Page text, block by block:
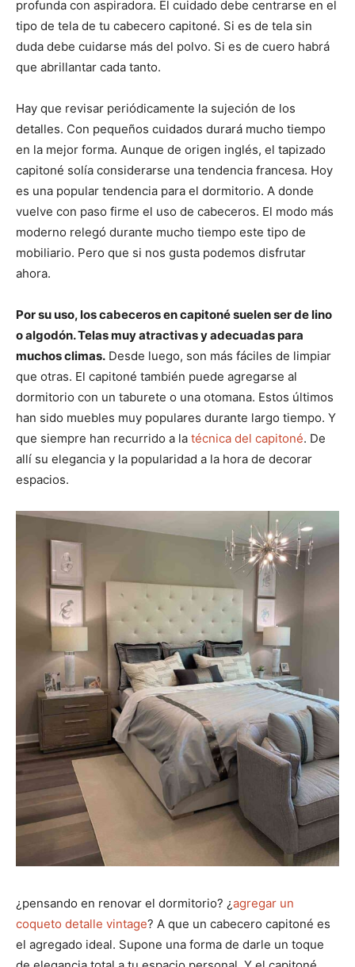
profunda con aspiradora. El cuidado debe centrarse en el
tipo de tela de tu cabecero capitoné. Si es de tela sin
duda debe cuidarse más del polvo. Si es de cuero habrá
que abrillantar cada tanto.
Hay que revisar periódicamente la sujeción de los
detalles. Con pequeños cuidados durará mucho tiempo
en la mejor forma. Aunque de origen inglés, el tapizado
capitoné solía considerarse una tendencia francesa. Hoy
es una popular tendencia para el dormitorio. A donde
vuelve con paso firme el uso de cabeceros. El modo más
moderno relegó durante mucho tiempo este tipo de
mobiliario. Pero que si nos gusta podemos disfrutar
ahora.
Por su uso, los cabeceros en capitoné suelen ser de lino
o algodón. Telas muy atractivas y adecuadas para
muchos climas. Desde luego, son más fáciles de limpiar
que otras. El capitoné también puede agregarse al
dormitorio con un taburete o una otomana. Estos últimos
han sido muebles muy populares durante largo tiempo. Y
que siempre han recurrido a la técnica del capitoné. De
allí su elegancia y la popularidad a la hora de decorar
espacios.
¿pensando en renovar el dormitorio? ¿agregar un
coqueto detalle vintage? A que un cabecero capitoné es
el agregado ideal. Supone una forma de darle un toque